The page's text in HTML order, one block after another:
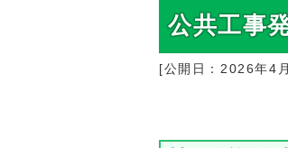
公共工事
[公開日： 2026年4